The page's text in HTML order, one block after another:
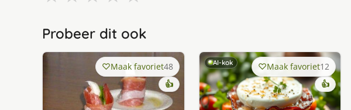
Probeer dit ook
Maak favoriet48
👍
AI-kok Maak favoriet12
👍